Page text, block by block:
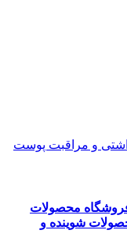
محصولات
شوینده و